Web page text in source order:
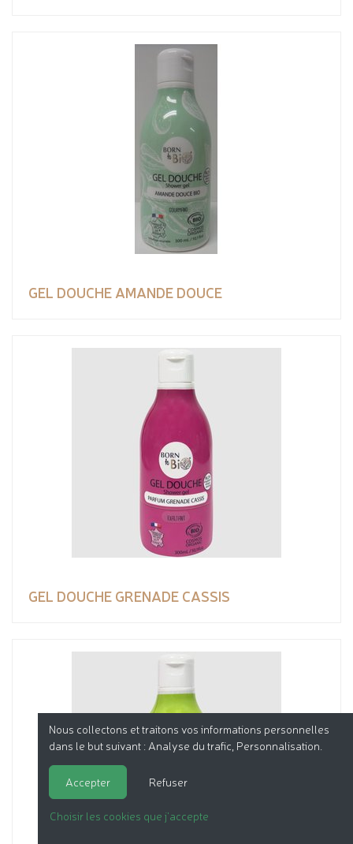
GEL DOUCHE AMANDE DOUCE
GEL DOUCHE GRENADE CASSIS
Nous collectons et traitons vos informations personnelles
dans le but suivant : Analyse du trafic, Personnalisation
Accepter Refuser
Choisir les cookies que j'accepte